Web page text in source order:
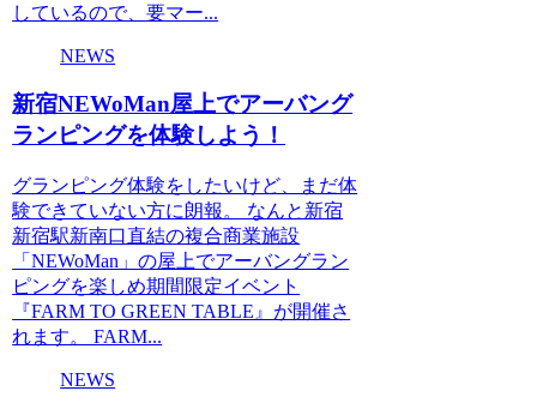
しているので、要マー...
NEWS
新宿NEWoMan屋上でアーバング
ランピングを体験しよう！
グランピング体験をしたいけど、まだ体
験できていない方に朗報。 なんと新宿
新宿駅新南口直結の複合商業施設
「NEWoMan」の屋上でアーバングラン
ピングを楽しめ期間限定イベント
『FARM TO GREEN TABLE』が開催さ
れます。 FARM...
NEWS